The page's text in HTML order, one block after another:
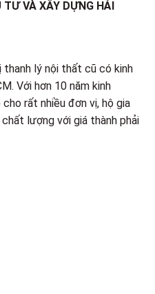
VÀ XÂY DỰNG HẢI
thanh lý nội thất cũ có kinh
Với hơn 10 năm kinh
rất nhiều đơn vị, hộ gia
lượng với giá thành phải